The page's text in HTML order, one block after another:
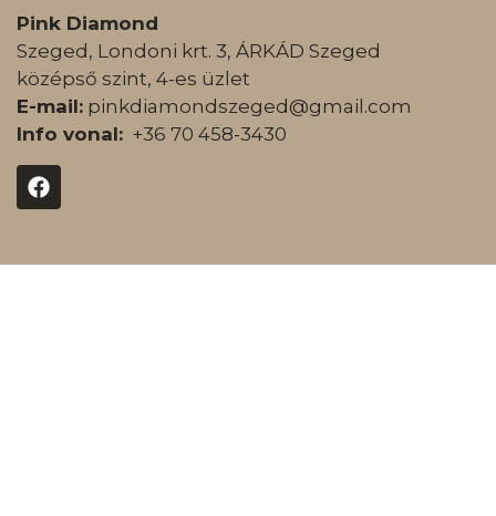
Pink Diamond
Szeged, Londoni krt. 3, ÁRKÁD Szeged
középső szint, 4-es üzlet
E-mail: pinkdiamondszeged@gmail.com
Info vonal: +36 70 458-3430